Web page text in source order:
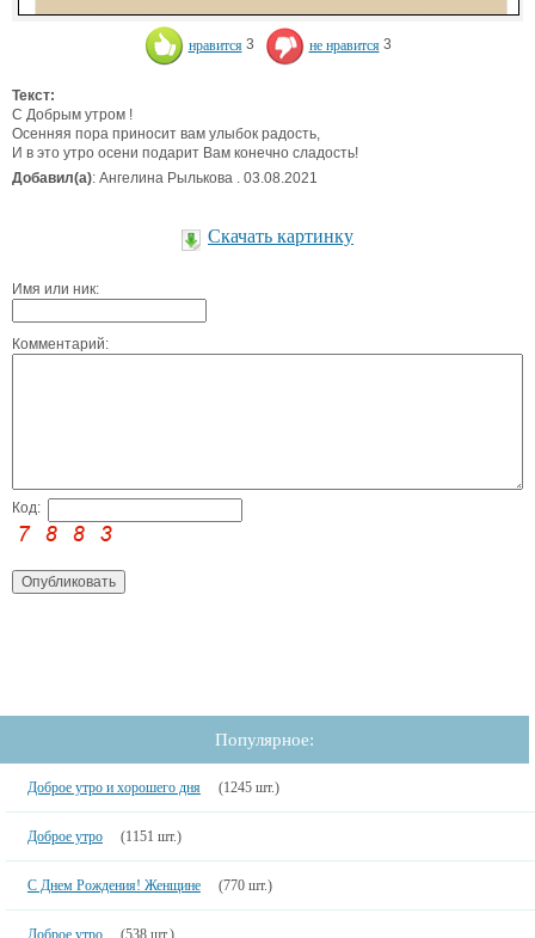
нравится 3 не нравится 3
Текст:
С Добрым утром !
Осенняя пора приносит вам улыбок радость,
И в это утро осени подарит Вам конечно сладость!
Добавил(а): Ангелина Рылькова . 03.08.2021
Скачать картинку
Имя или ник:
Комментарий:
Код:
Популярное:
Доброе утро и хорошего дня (1245 шт.)
Доброе утро (1151 шт.)
С Днем Рождения! Женщине (770 шт.)
Доброе утро (538 шт.)